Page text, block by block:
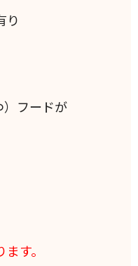
り
フードが
す。